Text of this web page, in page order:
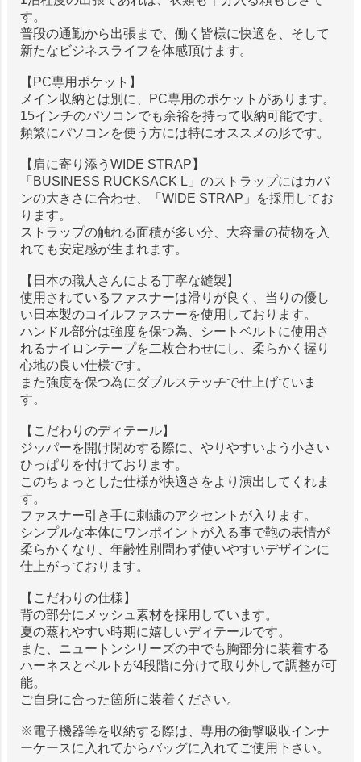
す。
普段の通勤から出張まで、働く皆様に快適を、そして
新たなビジネスライフを体感頂けます。
【PC専用ポケット】
メイン収納とは別に、PC専用のポケットがあります。
15インチのパソコンでも余裕を持って収納可能です。
頻繁にパソコンを使う方には特にオススメの形です。
【肩に寄り添うWIDE STRAP】
「BUSINESS RUCKSACK L」のストラップにはカバ
ンの大きさに合わせ、「WIDE STRAP」を採用してお
ります。
ストラップの触れる面積が多い分、大容量の荷物を入
れても安定感が生まれます。
【日本の職人さんによる丁寧な縫製】
使用されているファスナーは滑りが良く、当りの優し
い日本製のコイルファスナーを使用しております。
ハンドル部分は強度を保つ為、シートベルトに使用さ
れるナイロンテープを二枚合わせにし、柔らかく握り
心地の良い仕様です。
また強度を保つ為にダブルステッチで仕上げていま
す。
【こだわりのディテール】
ジッパーを開け閉めする際に、やりやすいよう小さい
ひっぱりを付けております。
このちょっとした仕様が快適さをより演出してくれま
す。
ファスナー引き手に刺繍のアクセントが入ります。
シンプルな本体にワンポイントが入る事で鞄の表情が
柔らかくなり、年齢性別問わず使いやすいデザインに
仕上がっております。
【こだわりの仕様】
背の部分にメッシュ素材を採用しています。
夏の蒸れやすい時期に嬉しいディテールです。
また、ニュートンシリーズの中でも胸部分に装着する
ハーネスとベルトが4段階に分けて取り外して調整が可
能。
ご自身に合った箇所に装着ください。
※電子機器等を収納する際は、専用の衝撃吸収インナ
ーケースに入れてからバッグに入れてご使用下さい。